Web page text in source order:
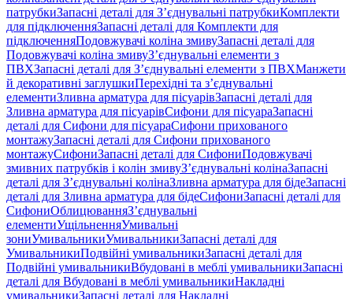
патрубкиЗапасні деталі для З’єднувальні патрубкиКомплекти
для підключенняЗапасні деталі для Комплекти для
підключенняПодовжувачі коліна змивуЗапасні деталі для
Подовжувачі коліна змивуЗ’єднувальні елементи з
ПВХЗапасні деталі для З’єднувальні елементи з ПВХМанжети
й декоративні заглушкиПерехідні та з’єднувальні
елементиЗливна арматура для пісуарівЗапасні деталі для
Зливна арматура для пісуарівСифони для пісуараЗапасні
деталі для Сифони для пісуараСифони прихованого
монтажуЗапасні деталі для Сифони прихованого
монтажуСифониЗапасні деталі для СифониПодовжувачі
змивних патрубків і колін змивуЗ’єднувальні колінаЗапасні
деталі для З’єднувальні колінаЗливна арматура для бідеЗапасні
деталі для Зливна арматура для бідеСифониЗапасні деталі для
СифониОблицюванняЗ’єднувальні
елементиУщільненняУмивальні
зониУмивальникиУмивальникиЗапасні деталі для
УмивальникиПодвійні умивальникиЗапасні деталі для
Подвійні умивальникиВбудовані в меблі умивальникиЗапасні
деталі для Вбудовані в меблі умивальникиНакладні
умивальникиЗапасні деталі для Накладні